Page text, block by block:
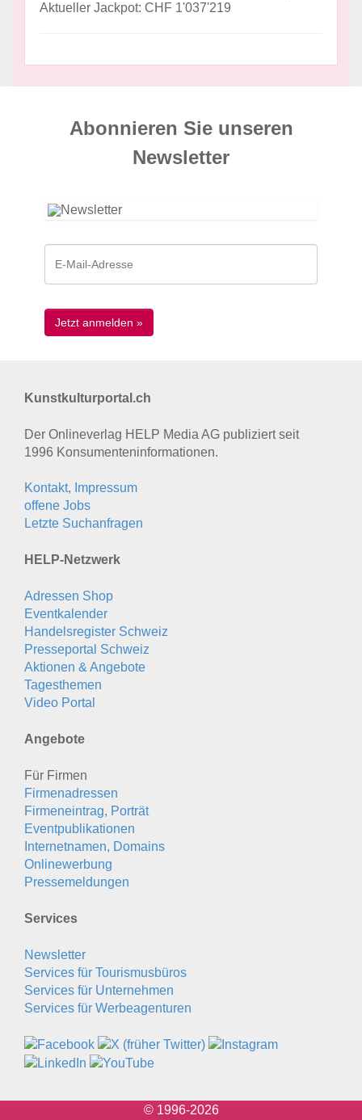
Aktueller Jackpot: CHF 1'037'219
Abonnieren Sie unseren
News­letter
Kunstkulturportal.ch
Der Onlineverlag HELP Media AG publiziert seit
1996 Konsumenten­informationen.
Kontakt, Impressum
offene Jobs
Letzte Suchanfragen
HELP-Netzwerk
Adressen Shop
Eventkalender
Handelsregister Schweiz
Presseportal Schweiz
Aktionen & Angebote
Tagesthemen
Video Portal
Angebote
Für Firmen
Firmenadressen
Firmeneintrag, Porträt
Eventpublikationen
Internetnamen, Domains
Onlinewerbung
Pressemeldungen
Services
Newsletter
Services für Tourismusbüros
Services für Unternehmen
Services für Werbeagenturen
© 1996-2026